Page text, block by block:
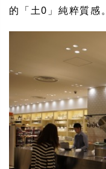
的「土0」純粹質感。